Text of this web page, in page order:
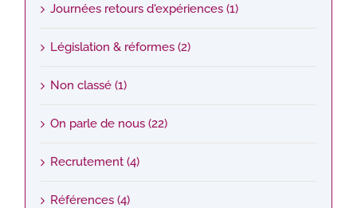
Journées retours d'expériences (1)
Législation & réformes (2)
Non classé (1)
On parle de nous (22)
Recrutement (4)
Références (4)